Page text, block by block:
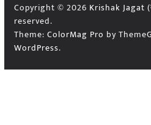
Copyright © 2026 Krishak
reserved.
Theme: ColorMag Pro by
WordPress.